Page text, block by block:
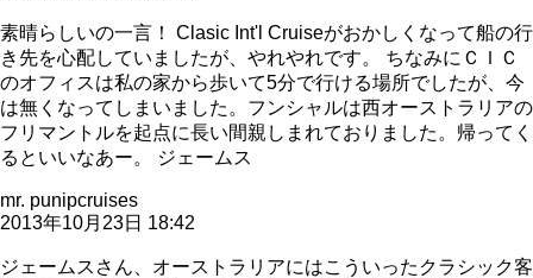
素晴らしいの一言！ Clasic Int'l Cruiseがおかしくなって船の行
き先を心配していましたが、やれやれです。 ちなみにＣＩＣ
のオフィスは私の家から歩いて5分で行ける場所でしたが、今
は無くなってしまいました。フンシャルは西オーストラリアの
フリマントルを起点に長い間親しまれておりました。帰ってく
るといいなあー。 ジェームス
mr. punipcruises
2013年10月23日 18:42
ジェームスさん、オーストラリアにはこういったクラシック客